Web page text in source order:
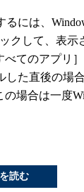
には、
クして、表示
てのアプリ
た直後の場
場合は一度
読む